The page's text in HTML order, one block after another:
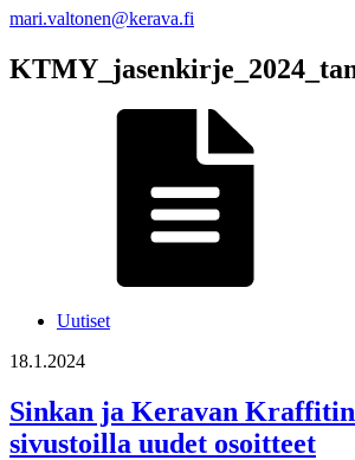
mari.valtonen@kerava.fi
Uutiset
18.1.2024
Sinkan ja Keravan
sivustoilla uudet osoitteet